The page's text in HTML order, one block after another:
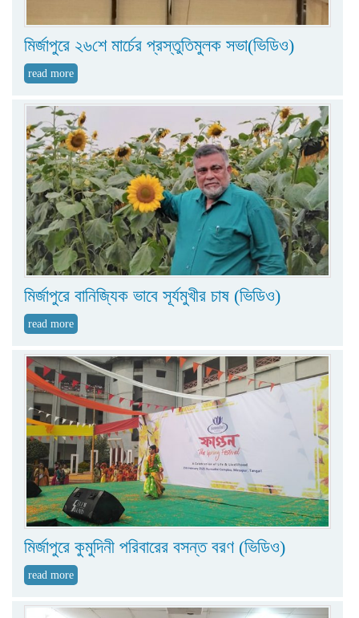
মির্জাপুরে ২৬শে মার্চের প্রস্তুতিমুলক সভা(ভিডিও)
read more
মির্জাপুরে বানিজ্যিক ভাবে সূর্যমুখীর চাষ (ভিডিও)
read more
মির্জাপুরে কুমুদিনী পরিবারের বসন্ত বরণ (ভিডিও)
read more